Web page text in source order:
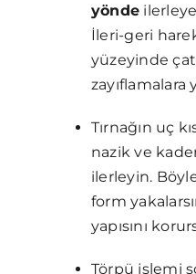
yönde
İleri-geri
yüzeyinde
zayıflamalara
Tırnağın uç
nazik ve
ilerleyin.
form
yapısını
Törpü işlemi